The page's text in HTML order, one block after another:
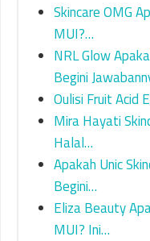
Skincare OMG
MUI?…
NRL Glow
Begini
Oulisi Fruit Acid
Mira Hayati
Halal…
Apakah Unic
Begini…
Eliza Beauty
MUI? Ini…